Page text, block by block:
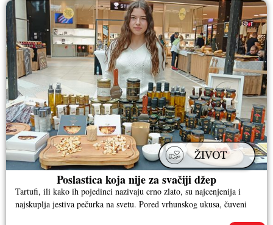
Poslastica koja nije za svačiji džep
Tartufi, ili kako ih pojedinci nazivaju crno zlato, su najcenjenija i
najskuplja jestiva pečurka na svetu. Pored vrhunskog ukusa, čuveni